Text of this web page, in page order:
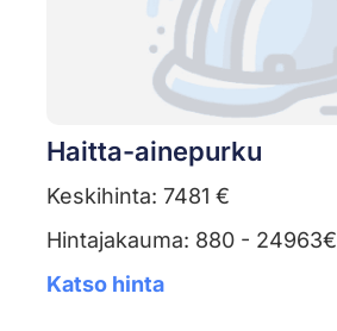
Haitta-ainepurku
Keskihinta: 7481 €
Hintajakauma: 880 - 24963€
Katso hinta